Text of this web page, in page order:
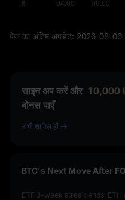
पेज का अंतिम अपडेट: 2026-08-06
साइन अप करें और 10,000
बोनस पाएँ
अभी शामिल हों
BTC's Next Move After
ETF 3-week streak ends. ETH